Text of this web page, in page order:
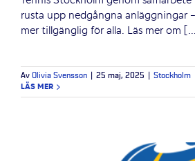
rusta upp nedgångna anläggningar
mer tillgänglig för alla. Läs mer om
Av Olivia Svensson 25 maj, 2025 Stockholm
LÄS MER